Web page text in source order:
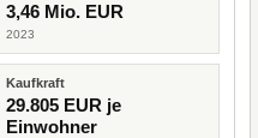
3,46 Mio. EUR
2023
Kaufkraft
29.805 EUR je
Einwohner